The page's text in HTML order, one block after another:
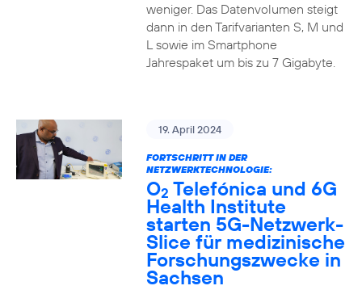
weniger. Das Datenvolumen steigt
dann in den Tarifvarianten S, M und
L sowie im Smartphone
Jahrespaket um bis zu 7 Gigabyte.
19. April 2024
FORTSCHRITT IN DER
NETZWERKTECHNOLOGIE:
O2 Telefónica und 6G
Health Institute
starten 5G-Netzwerk-
Slice für medizinische
Forschungszwecke in
Sachsen